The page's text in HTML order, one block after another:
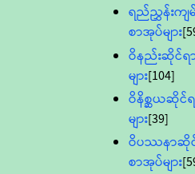
ရည်ညွှန်းကျ
စာအုပ်များ
ဝိနည်းဆိုင်ရ
များ[104]
ဝိနိစ္ဆယဆိုင်
များ[39]
ဝိပဿနာဆို
စာအုပ်များ